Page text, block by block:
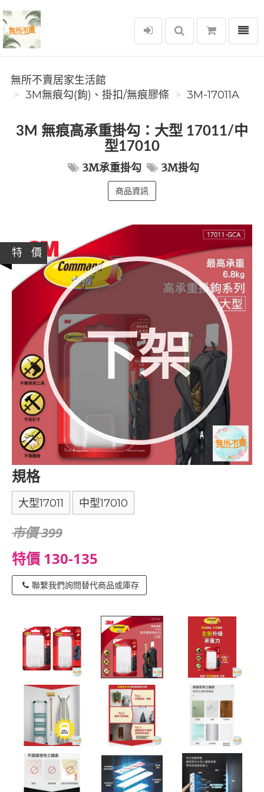
無所不賣居家生活館
選單
無所不賣居家生活館
3M無痕勾(鉤)、掛扣/無痕膠條
3M-17011A
3M 無痕高承重掛勾：大型 17011/中
型17010
3M承重掛勾 3M掛勾
商品資訊
下架
特 價
規格
大型17011 中型17010
市價 399
特價 130-135
聯繫我們詢問替代商品或庫存